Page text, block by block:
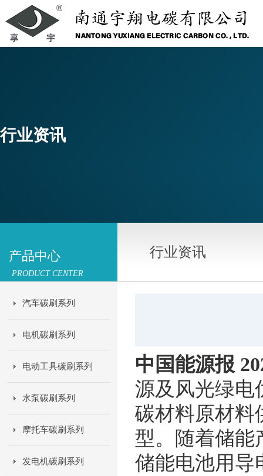
行业资讯
产品中心
PRODUCT CENTER
行业资讯
汽车碳刷系列
电机碳刷系列
电动工具碳刷系列
水泵碳刷系列
摩托车碳刷系列
发电机碳刷系列
中国能源报
源及风光绿电
碳材料原材料
型。随着储能
储能电池用导